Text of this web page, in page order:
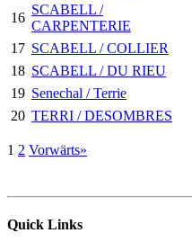
16
SCABELL /
CARPENTERIE
17 SCABELL / COLLIER
18 SCABELL / DU RIEU
19 Senechal / Terrie
20 TERRI / DESOMBRES
1 2 Vorwärts»
Quick Links